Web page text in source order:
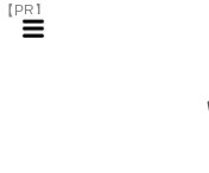
【PR】